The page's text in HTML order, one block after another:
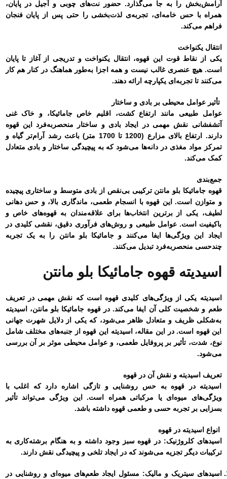
آرامش‌بخش را به جا می‌گذارد. حضور نت‌های چوبی و آجیل در پایان،
همراه با حس خامه‌ای، تجربه‌ی لذت‌بخشی را حتی پس از پایان فنجان
فراهم می‌کند.
انتقال یکنواخت
یکی از نقاط قوت این قهوه، انتقال یکنواخت و تدریجی از آغاز تا پایان
است. هیچ عنصری غالب نیست و همه اجزا به‌طور هماهنگ در کنار هم کار
می‌کنند تا تجربه‌ای یکپارچه ارائه دهند.
تأثیر عوامل محیطی بر بادی و ساختار
عوامل طبیعی مانند ارتفاع کشت، اقلیم خاص جامائیکا، و خاک غنی
آتشفشانی نقش مهمی در ایجاد بادی و ساختار منحصر‌به‌فرد این قهوه
دارند. ارتفاع بالای مزارع (1200 تا 1700 متر) باعث رشد آرام‌تر گیاه و
تمرکز مواد مغذی در دانه‌ها می‌شود که به پیچیدگی ساختار و بادی متعادل
کمک می‌کند.
جمع‌بندی
قهوه جامائیکا بلو مانتن ترکیبی بی‌نقص از بادی متوسط و ساختاری پیچیده
و متوازن است. این قهوه با انسجام طعمی، ماندگاری بالا، و حس دهانی
لطیف، یکی از برترین انتخاب‌ها برای علاقه‌مندان به قهوه‌های خاص و
باکیفیت است. عوامل طبیعی و روش‌های فرآوری دقیق، نقشی کلیدی در
ایجاد این ویژگی‌ها ایفا می‌کنند و جامائیکا بلو مانتن را به یک تجربه
چندحسی منحصربه‌فرد تبدیل می‌کنند.
اسیدیته قهوه جامائیکا بلو مانتن
اسیدیته یکی از ویژگی‌های کلیدی قهوه است که نقش مهمی در تعریف
طعم و شخصیت کلی آن ایفا می‌کند. در قهوه جامائیکا بلو مانتن، اسیدیته
به‌شکلی ظریف و متعادل ظاهر می‌شود، که یکی از دلایل شهرت جهانی
این قهوه است. در این مقاله، اسیدیته این قهوه از جنبه‌های مختلف شامل
نوع، شدت، تأثیر بر پروفایل طعمی، و عوامل محیطی موثر بر آن بررسی
می‌شود.
تعریف اسیدیته و نقش آن در قهوه
اسیدیته در قهوه به حس روشنایی و تازگی اشاره دارد که اغلب با
ویژگی‌های میوه‌ای یا مرکباتی همراه است. این ویژگی می‌تواند تأثیر
بسزایی بر تجربه حسی و طعمی قهوه داشته باشد.
انواع اسیدیته در قهوه
اسیدهای کلروژنیک: در قهوه سبز وجود داشته و به هنگام برشته‌کاری به
ترکیبات دیگر تجزیه می‌شوند که در ایجاد تلخی و پیچیدگی نقش دارند.
اسیدهای سیتریک و مالیک: مسئول ایجاد طعم‌های میوه‌ای و روشنایی در